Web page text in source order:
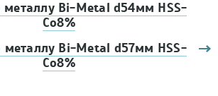
металлу Bi-Metal d54мм HSS-
Co8%
металлу Bi-Metal d57мм HSS-
Co8%